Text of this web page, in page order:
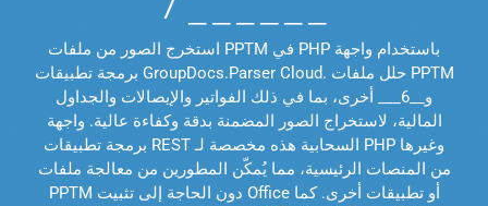
استخرج الصور من ملفات PPTM في PHP باستخدام واجهة
برمجة تطبيقات GroupDocs.Parser Cloud. حلل ملفات PPTM
و__6___ أخرى، بما في ذلك الفواتير والإيصالات والجداول
المالية، لاستخراج الصور المضمنة بدقة وكفاءة عالية. واجهة
برمجة تطبيقات REST السحابية هذه مخصصة لـ PHP وغيرها
من المنصات الرئيسية، مما يُمكّن المطورين من معالجة ملفات
PPTM دون الحاجة إلى تثبيت Office أو تطبيقات أخرى. كما